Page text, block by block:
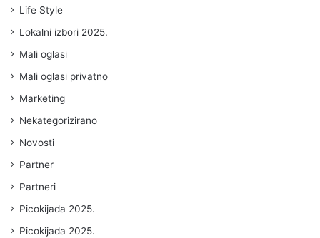
Life Style
Lokalni izbori 2025.
Mali oglasi
Mali oglasi privatno
Marketing
Nekategorizirano
Novosti
Partner
Partneri
Picokijada 2025.
Picokijada 2025.